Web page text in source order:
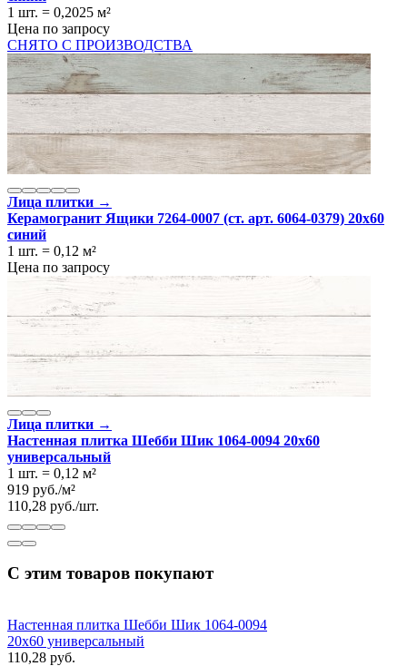
1 шт. = 0,2025 м²
Цена по запросу
СНЯТО С ПРОИЗВОДСТВА
Лица плитки →
Керамогранит Ящики 7264-0007 (ст. арт. 6064-0379) 20х60
синий
1 шт. = 0,12 м²
Цена по запросу
Лица плитки →
Настенная плитка Шебби Шик 1064-0094 20x60
универсальный
1 шт. = 0,12 м²
919 руб./м²
110,28 руб./шт.
С этим товаров покупают
Настенная плитка Шебби Шик 1064-0094
20x60 универсальный
110,28 руб.